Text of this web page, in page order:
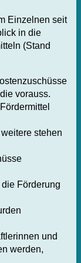
Einzelnen seit
in die
(Stand
vorauss.
stehen
Förderung
und
werden,